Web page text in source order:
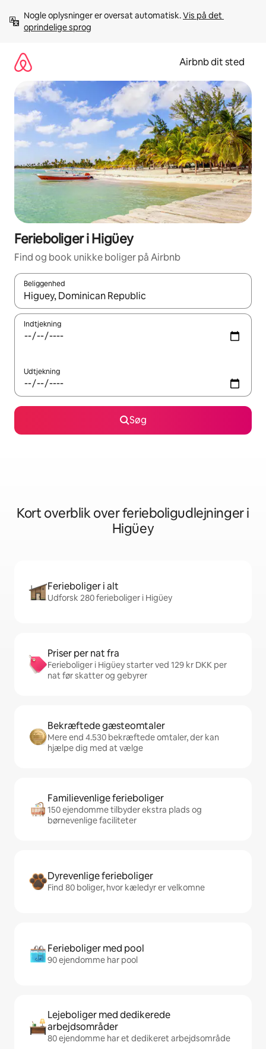
videre
Nogle oplysninger er oversat automatisk. Vis på det
oprindelige sprog
Airbnb dit sted
Ferieboliger i Higüey
Find og book unikke boliger på Airbnb
Beliggenhed
Når resultaterne er tilgængelige, skal du navigere med
Indtjekning
Udtjekning
Søg
Kort overblik over ferieboligudlejninger i
Higüey
Ferieboliger i alt
Udforsk 280 ferieboliger i Higüey
Priser per nat fra
Ferieboliger i Higüey starter ved 129 kr DKK per
nat før skatter og gebyrer
Bekræftede gæsteomtaler
Mere end 4.530 bekræftede omtaler, der kan
hjælpe dig med at vælge
Familievenlige ferieboliger
150 ejendomme tilbyder ekstra plads og
børnevenlige faciliteter
Dyrevenlige ferieboliger
Find 80 boliger, hvor kæledyr er velkomne
Ferieboliger med pool
90 ejendomme har pool
Lejeboliger med dedikerede
arbejdsområder
80 ejendomme har et dedikeret arbejdsområde